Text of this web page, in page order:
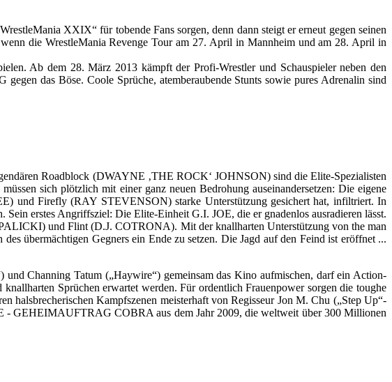
XXIX“ für tobende Fans sorgen, denn dann steigt er erneut gegen seinen
die WrestleMania Revenge Tour am 27. April in Mannheim und am 28. April in
Ab dem 28. März 2013 kämpft der Profi-Wrestler und Schauspieler neben den
das Böse. Coole Sprüche, atemberaubende Stunts sowie pures Adrenalin sind
Roadblock (DWAYNE ‚THE ROCK‘ JOHNSON) sind die Elite-Spezialisten
sich plötzlich mit einer ganz neuen Bedrohung auseinandersetzen: Die eigene
und Firefly (RAY STEVENSON) starke Unterstützung gesichert hat, infiltriert. In
erstes Angriffsziel: Die Elite-Einheit G.I. JOE, die er gnadenlos ausradieren lässt.
und Flint (D.J. COTRONA). Mit der knallharten Unterstützung von the man
übermächtigen Gegners ein Ende zu setzen. Die Jagd auf den Feind ist eröffnet ...
Channing Tatum („Haywire“) gemeinsam das Kino aufmischen, darf ein Action-
Sprüchen erwartet werden. Für ordentlich Frauenpower sorgen die toughe
Kampfszenen meisterhaft von Regisseur Jon M. Chu („Step Up“-
GEHEIMAUFTRAG COBRA aus dem Jahr 2009, die weltweit über 300 Millionen